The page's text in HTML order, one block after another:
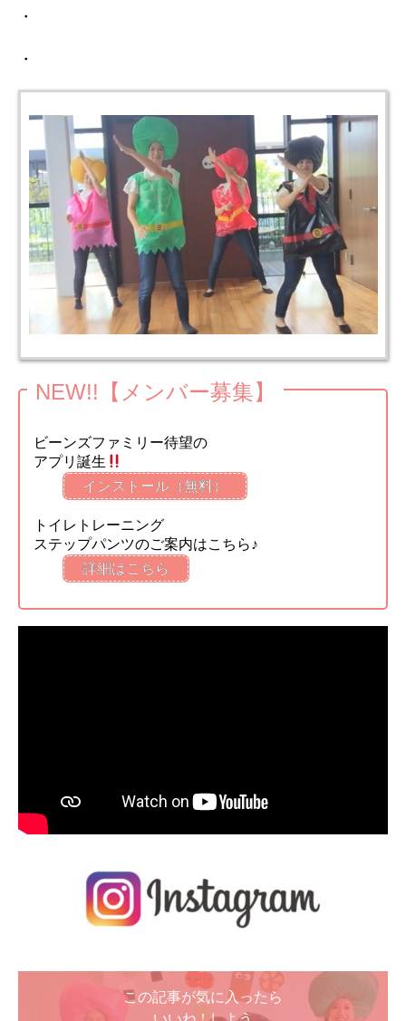
・
・
NEW!!【メンバー募集】
ビーンズファミリー待望の
アプリ誕生
インストール（無料）
トイレトレーニング
ステップパンツのご案内はこちら♪
詳細はこちら
この記事が気に入ったら